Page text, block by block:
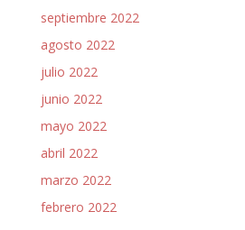
septiembre 2022
agosto 2022
julio 2022
junio 2022
mayo 2022
abril 2022
marzo 2022
febrero 2022